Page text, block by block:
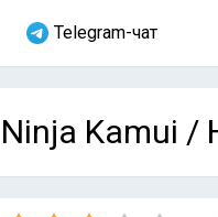
Telegram-чат
Ninja Kamui /